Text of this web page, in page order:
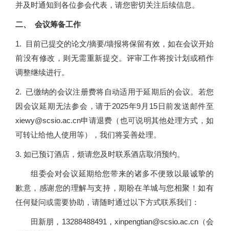
并及时通知到各位参会代表，请您密切关注后续信息。
二、 会议筹备工作
1. 目前已提交的论文/摘要/墙报将保留有效，如在会议开始
前没有修改，则无需重新提交。评审工作将按计划或稍作
调整继续进行。
2. 已缴纳的会议注册费将自动适用于延期后的会议。若您
因会议延期无法参会，请于2025年9月15日前发送邮件至
xiewy@scsio.ac.cn申请退费（也可说明其他处理方式，如
可转让给他人使用等），我们将妥善处理。
3. 如已预订酒店，烦请您及时联系酒店取消预约。
组委会对会议延期给您带来的诸多不便致以最诚挚的
歉意，感谢您的理解与支持，期盼在羊城与您相聚！如有
任何疑问或需要协助，请随时通过以下方式联系我们：
田新朋，13288488491，xinpengtian@scsio.ac.cn（会